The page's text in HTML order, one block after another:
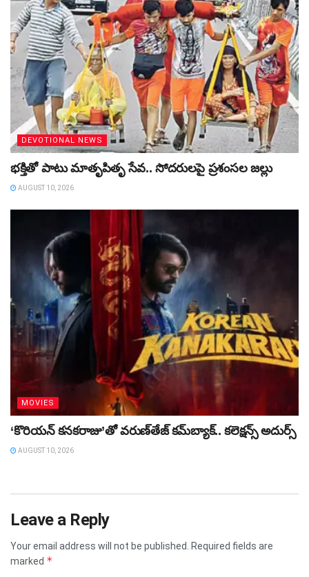
DEVOTIONAL NEWS
భక్తితో పాటు మాతృపితృ సేవ.. సోదరులపై ప్రశంసల జల్లు
AUGUST 10, 2026
MOVIES
‘కొరియన్‌ కనకరాజు’తో వరుణ్‌తేజ్‌ కమ్‌బ్యాక్‌.. కలెక్షన్స్‌ అదుర్స్‌
AUGUST 10, 2026
Leave a Reply
Your email address will not be published.
Required fields are
marked *